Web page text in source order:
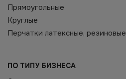
Прямоугольные
Круглые
Перчатки латексные, резиновые
ПО ТИПУ БИЗНЕСА